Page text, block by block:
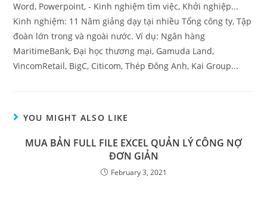
Word, Powerpoint, - Kinh nghiệm tìm việc, Khởi nghiệp...
Kinh nghiệm: 11 Năm giảng dạy tại nhiều Tổng công ty, Tập
đoàn lớn trong và ngoài nước. Ví dụ: Ngân hàng
MaritimeBank, Đại học thương mại, Gamuda Land,
VincomRetail, BigC, Citicom, Thép Đông Anh, Kai Group...
YOU MIGHT ALSO LIKE
MUA BẢN FULL FILE EXCEL QUẢN LÝ CÔNG NỢ
ĐƠN GIẢN
February 3, 2021